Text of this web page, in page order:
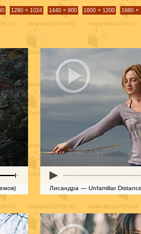
1280 × 1024 1440 × 900 1600 × 1200 1680 ×
Лисандра — Unfamiliar